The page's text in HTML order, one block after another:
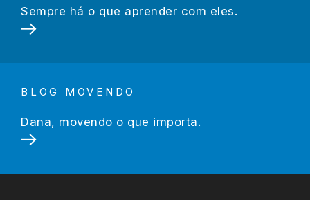
Sempre há o que aprender com eles.
BLOG MOVENDO
Dana, movendo o que importa.